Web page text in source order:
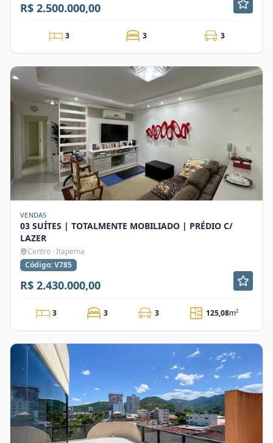
R$ 2.500.000,00
3 3 3
VENDAS
03 SUÍTES | TOTALMENTE MOBILIADO | PRÉDIO C/
LAZER
Centro · Itapema
Código: V785
R$ 2.430.000,00
3 3 3 125,08m²